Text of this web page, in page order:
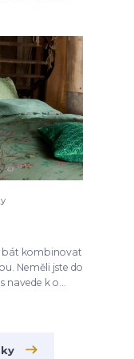
bát kombinovat
Neměli jste do
navede k o...